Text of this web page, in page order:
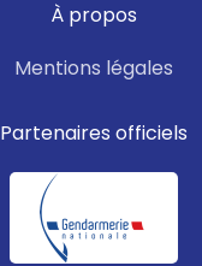
À propos
Mentions légales
Partenaires officiels